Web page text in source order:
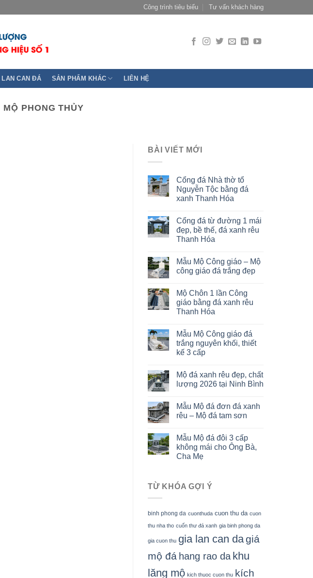
Công trình tiêu biểu Tư vấn khách hàng
LAN CAN ĐÁ SẢN PHẨM KHÁC LIÊN HỆ
MỘ PHONG THỦY
BÀI VIẾT MỚI
Cổng đá Nhà thờ tổ
Nguyễn Tộc bằng đá
xanh Thanh Hóa
Cổng đá từ đường 1 mái
đẹp, bề thế, đá xanh rêu
Thanh Hóa
Mẫu Mộ Công giáo – Mộ
công giáo đá trắng đẹp
Mộ Chôn 1 lần Công
giáo bằng đá xanh rêu
Thanh Hóa
Mẫu Mộ Công giáo đá
trắng nguyên khối, thiết
kế 3 cấp
Mộ đá xanh rêu đẹp, chất
lượng 2026 tại Ninh Bình
Mẫu Mộ đá đơn đá xanh
rêu – Mộ đá tam sơn
Mẫu Mộ đá đôi 3 cấp
không mái cho Ông Bà,
Cha Mẹ
TỪ KHÓA GỢI Ý
binh phong da cuonthuda cuon thu da cuon
thu nha tho cuốn thư đá xanh gia binh phong da
gia cuon thu gia lan can dagiá
mộ đá hang rao da khu
lăng mộ kich thuoc cuon thu kích